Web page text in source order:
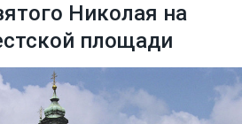
Николая на
площади